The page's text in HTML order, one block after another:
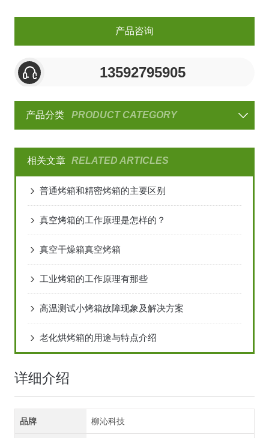
产品咨询
13592795905
产品分类 PRODUCT CATEGORY
相关文章 RELATED ARTICLES
普通烤箱和精密烤箱的主要区别
真空烤箱的工作原理是怎样的？
真空干燥箱真空烤箱
工业烤箱的工作原理有那些
高温测试小烤箱故障现象及解决方案
老化烘烤箱的用途与特点介绍
详细介绍
品牌 柳沁科技